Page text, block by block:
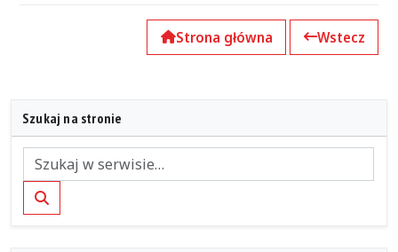
Strona główna Wstecz
Szukaj na stronie
Szukaj